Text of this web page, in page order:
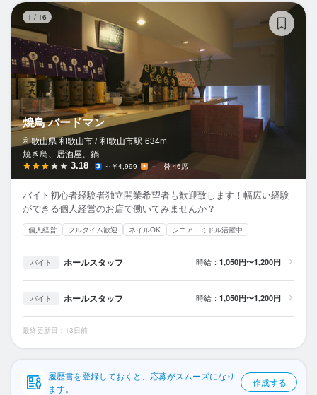
閲覧履歴
気になる求人
検索履歴・保存した条件
応募履歴
WEB履歴書
スカウト・メルマガ受信設定
ヘルプ・お問い合わせフォーム
掲載をご検討の店舗様へ
プライバシーポリシー
企業情報
1 / 16
焼鳥 バードマン
和歌山県 和歌山市 / 和歌山市駅 634m
焼き鳥、居酒屋、鍋
3.18 ～￥4,999 － 46席
バイト初心者経験者独立開業希望者も歓迎致します！幅広い経験
ができる個人経営のお店で働いてみませんか？
個人経営 フルタイム歓迎 ネイルOK シニア・ミドル活躍中
バイト ホールスタッフ 時給： 1,050円〜1,200円
バイト ホールスタッフ 時給： 1,050円〜1,200円
最終更新日：13日前
履歴書を登録しておくと、応募がスムーズになり
ます。
作成する